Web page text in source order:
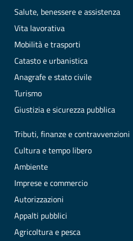
Salute, benessere e assistenza
Vita lavorativa
Mobilità e trasporti
Catasto e urbanistica
Anagrafe e stato civile
Turismo
Giustizia e sicurezza pubblica
Tributi, finanze e contravvenzioni
Cultura e tempo libero
Ambiente
Imprese e commercio
Autorizzazioni
Appalti pubblici
Agricoltura e pesca